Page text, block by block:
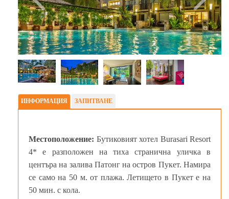
ИНФОРМАЦИЯ ЗАПИТВАНЕ
Местоположение: Бутиковият хотел Burasari Resort
4* е разположен на тиха странична уличка в
центъра на залива Патонг на остров Пукет. Намира
се само на 50 м. от плажа. Летището в Пукет е на
50 мин. с кола.